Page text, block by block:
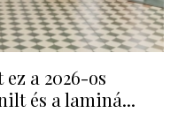
a 2026-os
és a laminá...